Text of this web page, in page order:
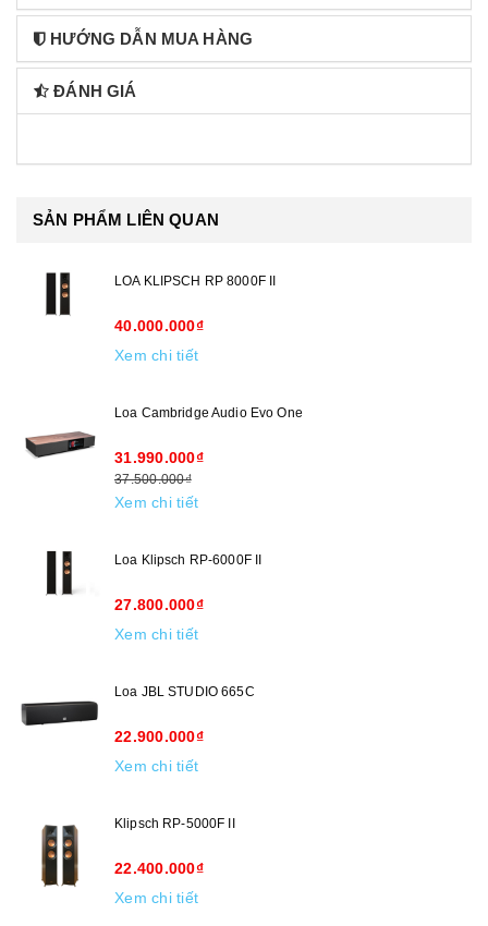
HƯỚNG DẪN MUA HÀNG
ĐÁNH GIÁ
SẢN PHẨM LIÊN QUAN
LOA KLIPSCH RP 8000F II
40.000.000₫
Xem chi tiết
Loa Cambridge Audio Evo One
31.990.000₫
37.500.000₫
Xem chi tiết
Loa Klipsch RP-6000F II
27.800.000₫
Xem chi tiết
Loa JBL STUDIO 665C
22.900.000₫
Xem chi tiết
Klipsch RP-5000F II
22.400.000₫
Xem chi tiết